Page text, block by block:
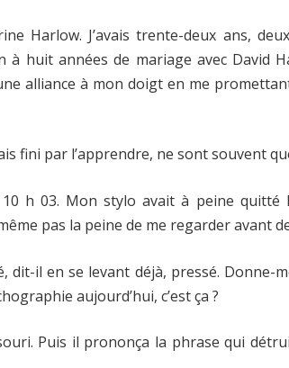
Harlow. J’avais trente-deux ans,
à huit années de mariage avec David
alliance à mon doigt en me
fini par l’apprendre, ne sont souvent
10 h 03. Mon stylo avait à peine
pas la peine de me regarder avant
dit-il en se levant déjà, pressé. Donne-
aujourd’hui, c’est ça ?
Puis il prononça la phrase qui